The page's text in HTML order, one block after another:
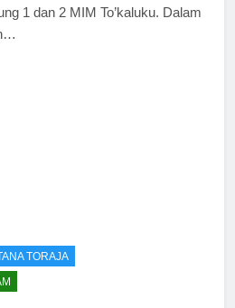
1 dan 2 MIM To’kaluku. Dalam
TORAJA